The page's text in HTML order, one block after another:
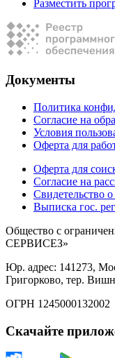
Разместить
Документы
Политика
Согласие на
Условия
Оферта для
Оферта для
Согласие на
Свидетельство
Выписка гос.
Общество с
СЕРВИСЕЗ»
Юр. адрес: 141273,
Григорково, тер.
ОГРН 1245000132002
Скачайте